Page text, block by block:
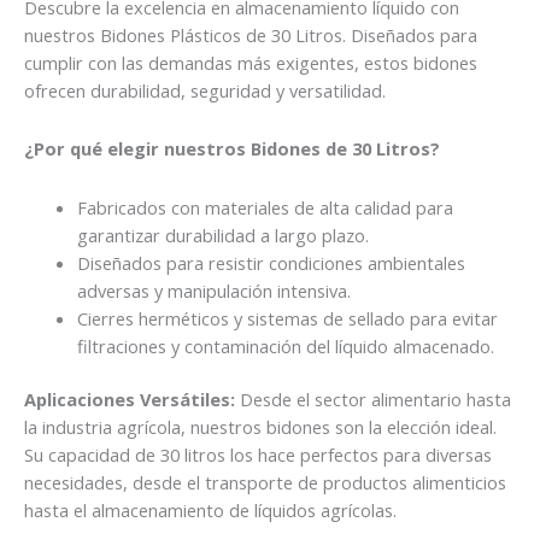
Descubre la excelencia en almacenamiento líquido con
nuestros Bidones Plásticos de 30 Litros. Diseñados para
cumplir con las demandas más exigentes, estos bidones
ofrecen durabilidad, seguridad y versatilidad.
¿Por qué elegir nuestros Bidones de 30 Litros?
Fabricados con materiales de alta calidad para
garantizar durabilidad a largo plazo.
Diseñados para resistir condiciones ambientales
adversas y manipulación intensiva.
Cierres herméticos y sistemas de sellado para evitar
filtraciones y contaminación del líquido almacenado.
Aplicaciones Versátiles: Desde el sector alimentario hasta
la industria agrícola, nuestros bidones son la elección ideal.
Su capacidad de 30 litros los hace perfectos para diversas
necesidades, desde el transporte de productos alimenticios
hasta el almacenamiento de líquidos agrícolas.